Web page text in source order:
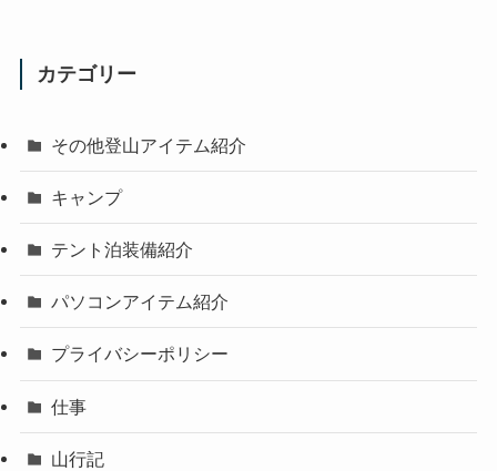
カテゴリー
その他登山アイテム紹介
キャンプ
テント泊装備紹介
パソコンアイテム紹介
プライバシーポリシー
仕事
山行記